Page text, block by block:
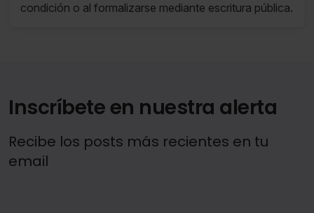
condición o al formalizarse mediante escritura pública.
Inscríbete en nuestra alerta
Recibe los posts más recientes en tu
email